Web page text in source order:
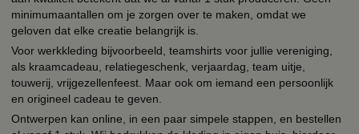
minimumaantallen om je zorgen over te maken, omdat we
geloven dat elke creatie belangrijk is.
Voor werkkleding bijvoorbeeld, teamshirts voor jullie vereniging,
als kraamcadeau, relatiegeschenk, verjaardag, team uitje,
touwerij, vrijgezellenfeest. Maar ook om iemand een persoonlijk
en origineel cadeau te geven.
Ontwerpen kan online, in een paar simpele stappen, en bestellen